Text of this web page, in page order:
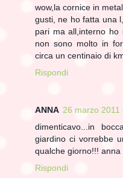
wow,la cornice in
gusti, ne ho fatta una
pari ma all,interno
non sono molto in
circa un centinaio di
Rispondi
ANNA 26 marzo 2011
dimenticavo...in
giardino ci vorrebbe
qualche giorno!!! anna
Rispondi